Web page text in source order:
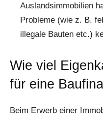
Auslandsimmobilien
Probleme (wie z. B.
illegale Bauten etc.)
Wie viel
für eine
Beim Erwerb einer